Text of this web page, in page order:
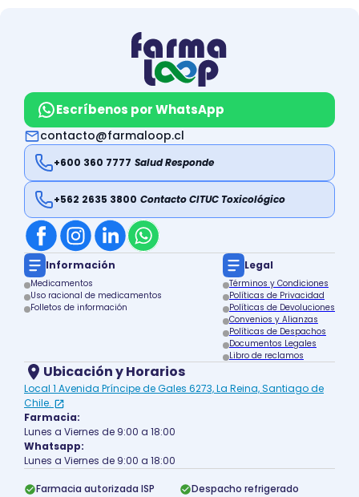
Escríbenos por WhatsApp
contacto@farmaloop.cl
+600 360 7777 Salud Responde
+562 2635 3800 Contacto CITUC Toxicológico
Información
Medicamentos
Uso racional de medicamentos
Folletos de información
Legal
Términos y Condiciones
Políticas de Privacidad
Políticas de Devoluciones
Convenios y Alianzas
Políticas de Despachos
Documentos Legales
Libro de reclamos
Ubicación y Horarios
Local 1 Avenida Príncipe de Gales 6273, La Reina, Santiago de
Chile.
Farmacia:
Lunes a Viernes de 9:00 a 18:00
Whatsapp:
Lunes a Viernes de 9:00 a 18:00
Farmacia autorizada ISP
Despacho refrigerado